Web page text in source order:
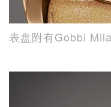
表盘附有Gobbi